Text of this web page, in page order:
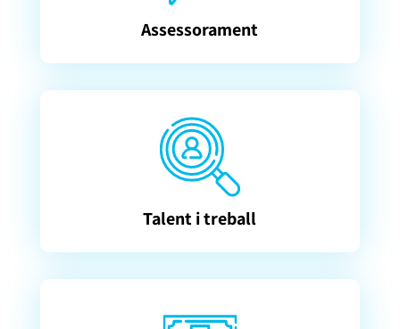
Assessorament
Talent i treball